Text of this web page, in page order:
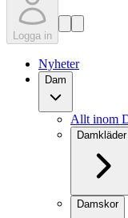
Logga in
Nyheter
Dam
Allt inom
Damkläder
Damskor